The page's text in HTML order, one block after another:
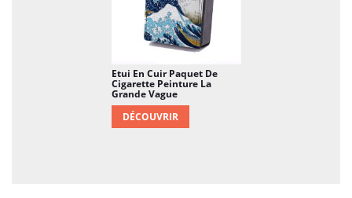
Etui En Cuir Paquet De
Cigarette Peinture La
Grande Vague
DÉCOUVRIR